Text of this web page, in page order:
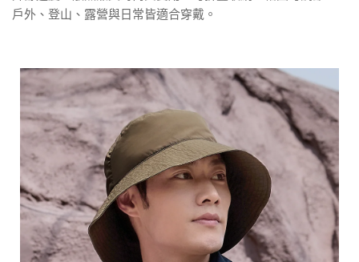
戶外、登山、露營與日常皆適合穿戴。